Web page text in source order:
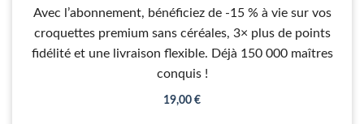
s
r
Avec l’abonnement, bénéficiez de -15 % à vie sur vos
croquettes premium sans céréales, 3× plus de points
fidélité et une livraison flexible. Déjà 150 000 maîtres
conquis !
19,00 €